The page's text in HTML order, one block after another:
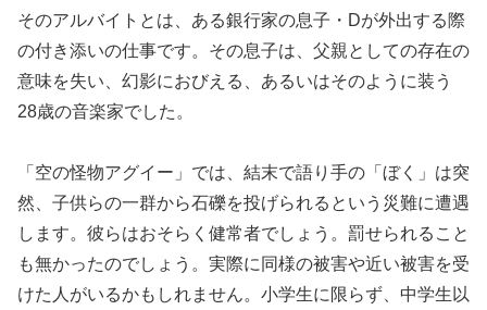
そのアルバイトとは、ある銀行家の息子・Dが外出する際
の付き添いの仕事です。その息子は、父親としての存在の
意味を失い、幻影におびえる、あるいはそのように装う
28歳の音楽家でした。
「空の怪物アグイー」では、結末で語り手の「ぼく」は突
然、子供らの一群から石礫を投げられるという災難に遭遇
します。彼らはおそらく健常者でしょう。罰せられること
も無かったのでしょう。実際に同様の被害や近い被害を受
けた人がいるかもしれません。小学生に限らず、中学生以